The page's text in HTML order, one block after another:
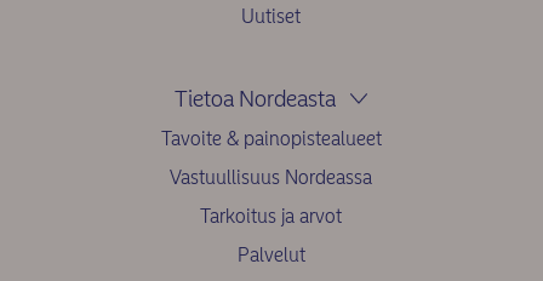
Uutiset
Tietoa Nordeasta
Tavoite & painopistealueet
Vastuullisuus Nordeassa
Tarkoitus ja arvot
Palvelut